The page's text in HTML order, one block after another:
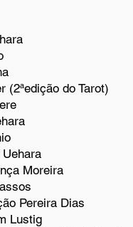
(2ªedição do Tarot)
Moreira
Pereira Dias
Lustig